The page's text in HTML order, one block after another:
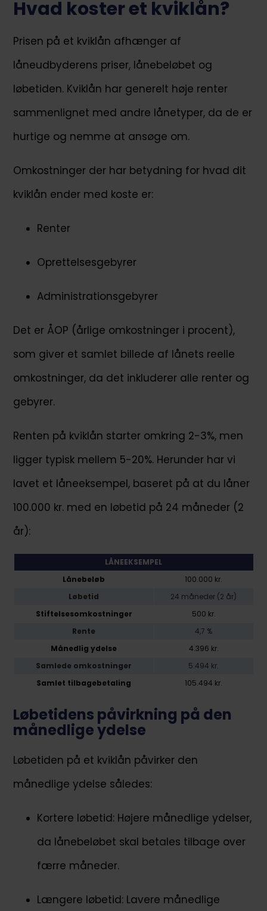
Hvad koster et kviklån?
Prisen på et kviklån afhænger af
låneudbyderens priser, lånebeløbet og
løbetiden. Kviklån har generelt høje renter
sammenlignet med andre lånetyper, da de er
hurtige og nemme at ansøge om.
Omkostninger der har betydning for hvad dit
kviklån ender med koste er:
Renter
Oprettelsesgebyrer
Administrationsgebyrer
Det er ÅOP (årlige omkostninger i procent),
som giver et samlet billede af lånets reelle
omkostninger, da det inkluderer alle renter og
gebyrer.
Renten på kviklån starter omkring 2-3%, men
ligger typisk mellem 5-20%. Herunder har vi
lavet et låneeksempel, baseret på at du låner
100.000 kr. med en løbetid på 24 måneder (2
år):
LÅNEEKSEMPEL
Lånebeløb
100.000 kr.
Løbetid
24 måneder (2 år)
Stiftelsesomkostninger
500 kr.
Rente
4,7 %
Månedlig ydelse
4.396 kr.
Samlede omkostninger
5.494 kr.
Samlet tilbagebetaling
105.494 kr.
Løbetidens påvirkning på den
månedlige ydelse
Løbetiden på et kviklån påvirker den
månedlige ydelse således:
Kortere løbetid: Højere månedlige ydelser,
da lånebeløbet skal betales tilbage over
færre måneder.
Længere løbetid: Lavere månedlige